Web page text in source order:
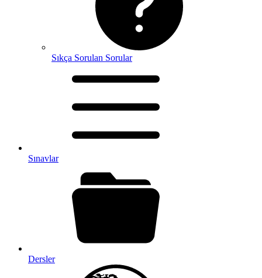
Sıkça Sorulan Sorular
Sınavlar
Dersler